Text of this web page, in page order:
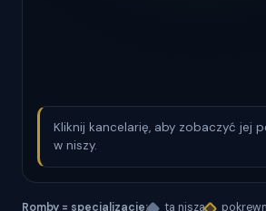
Kliknij kancelarię, aby zobaczyć jej
w niszy.
Romby = specjalizacje: ta nisza